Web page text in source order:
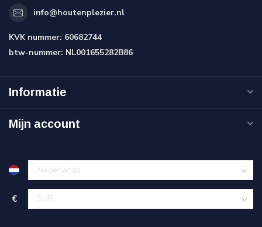
info@houtenplezier.nl
KVK nummer: 60682744
btw-nummer: NL001655282B86
Informatie
Mijn account
€